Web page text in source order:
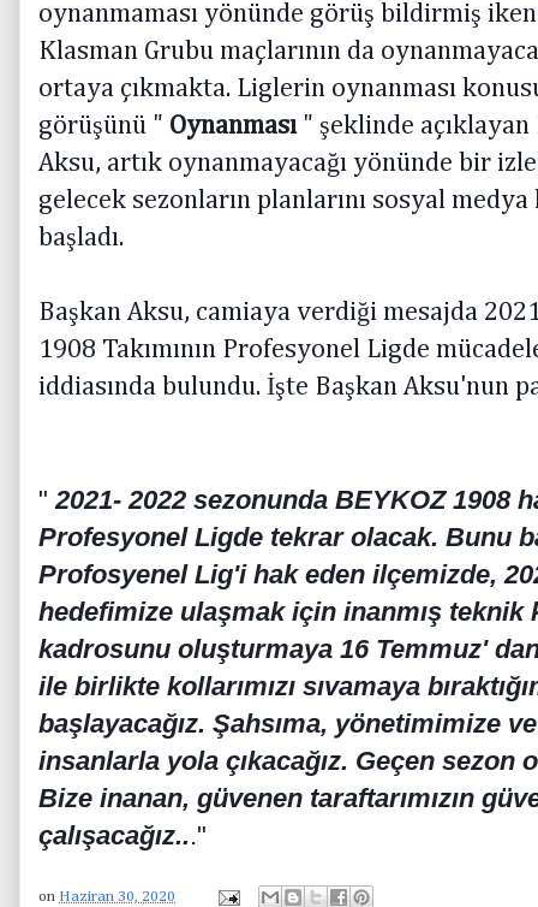
oynanmaması yönünde görüş bildirmiş
Klasman Grubu maçlarının da
ortaya çıkmakta. Liglerin oynanması
görüşünü " Oynanması" şeklinde açıklayan
Aksu, artık oynanmayacağı yönünde bir
gelecek sezonların planlarını sosyal
başladı.
Başkan Aksu, camiaya verdiği mesajda
1908 Takımının Profesyonel Ligde
iddiasında bulundu. İşte Başkan Aksu'nun
"2021- 2022 sezonunda BEYKOZ 1908
Profesyonel Ligde tekrar olacak. Bunu
Profosyenel Lig'i hak eden ilçemizde,
hedefimize ulaşmak için inanmış
kadrosunu oluşturmaya 16 Temmuz'
ile birlikte kollarımızı sıvamaya
başlayacağız. Şahsıma, yönetimimize
insanlarla yola çıkacağız. Geçen sezon
Bize inanan, güvenen taraftarımızın
çalışacağız..."
on Haziran 30, 2020